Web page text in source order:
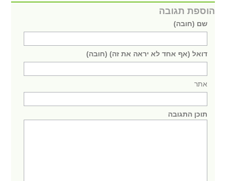
הוספת תגובה
שם (חובה)
דואל (אף אחד לא יראה את זה) (חובה)
אתר
תוכן התגובה